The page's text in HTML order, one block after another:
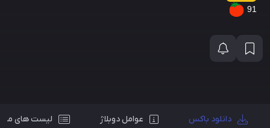
91
دانلود باکس عوامل دوبلاژ لیست های